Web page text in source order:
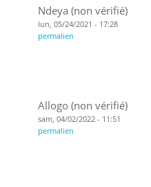
Ndeya (non vérifié)
lun, 05/24/2021 - 17:28
permalien
Allogo (non vérifié)
sam, 04/02/2022 - 11:51
permalien